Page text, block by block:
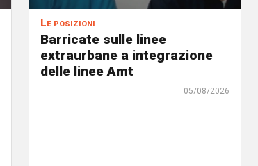
Le posizioni
Barricate sulle linee
extraurbane a integrazione
delle linee Amt
05/08/2026